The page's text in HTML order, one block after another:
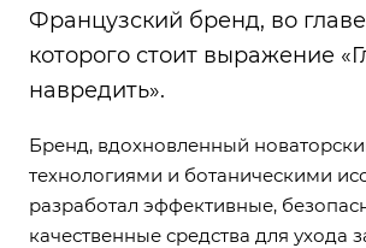
Французский бренд, во
которого стоит выражение
навредить».
Бренд, вдохновленный
технологиями и ботаническими
разработал эффективные,
качественные средства для ухода